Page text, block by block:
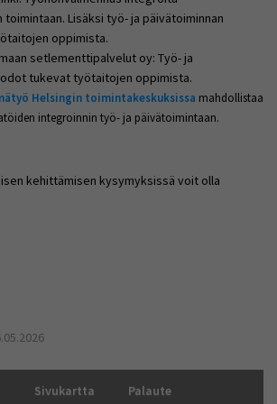
Lisäksi työ- ja päivätoiminnan
oppimista.
setlementtipalvelut oy: Työ- ja
tukevat työtaitojen oppimista.
Helsingin toimintakeskuksissa mahdollistaa
integroinnin työ- ja päivätoimintaan.
kehittämisen kysymyksissä voit olla
Sivukartta Palaute